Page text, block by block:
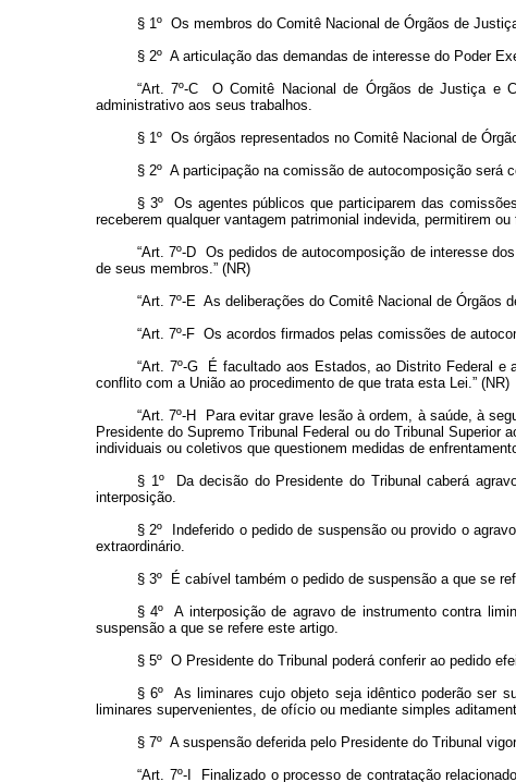
§ 1º Os membros do Comitê Nacional de Órgãos de
§ 2º A articulação das demandas de interesse do Poder
“Art. 7º-C O Comitê Nacional de Órgãos de Justiça e
administrativo aos seus trabalhos.
§ 1º Os órgãos representados no Comitê Nacional de
§ 2º A participação na comissão de autocomposição será
§ 3º Os agentes públicos que participarem das
receberem qualquer vantagem patrimonial indevida, permitirem
“Art. 7º-D Os pedidos de autocomposição de interesse
de seus membros.” (NR)
“Art. 7º-E As deliberações do Comitê Nacional de Órgãos
“Art. 7º-F Os acordos firmados pelas comissões de
“Art. 7º-G É facultado aos Estados, ao Distrito Federal
conflito com a União ao procedimento de que trata esta Lei.” (NR)
“Art. 7º-H Para evitar grave lesão à ordem, à saúde, à
Presidente do Supremo Tribunal Federal ou do Tribunal
individuais ou coletivos que questionem medidas de
§ 1º Da decisão do Presidente do Tribunal caberá
interposição.
§ 2º Indeferido o pedido de suspensão ou provido o
extraordinário.
§ 3º É cabível também o pedido de suspensão a que se
§ 4º A interposição de agravo de instrumento contra
suspensão a que se refere este artigo.
§ 5º O Presidente do Tribunal poderá conferir ao pedido
§ 6º As liminares cujo objeto seja idêntico poderão ser
liminares supervenientes, de ofício ou mediante simples
§ 7º A suspensão deferida pelo Presidente do Tribunal
“Art. 7º-I Finalizado o processo de contratação